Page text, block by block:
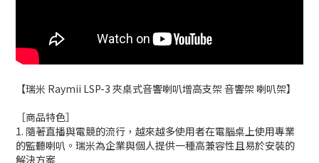
【瑞米 Raymii LSP-3 夾桌式音響喇叭增高支架 音響架 喇叭架】
［商品特色］
1. 隨著直播與電競的流行，越來越多使用者在電腦桌上使用專業
的監聽喇叭。瑞米為企業與個人提供一種高兼容性且易於安裝的
解決方案